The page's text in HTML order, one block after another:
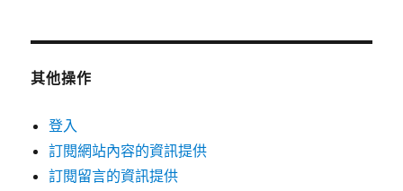
其他操作
登入
訂閱網站內容的資訊提供
訂閱留言的資訊提供